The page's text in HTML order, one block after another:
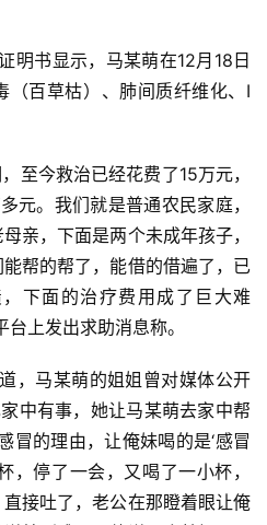
（百草枯）、肺间质纤维化、I
元。我们就是普通农民家庭，
亲，下面是两个未成年孩子，
帮的帮了，能借的借遍了，已
下面的治疗费用成了巨大难
上发出求助消息称。
中有事，她让马某萌去家中帮
冒的理由，让俺妹喝的是‘感冒
，停了一会，又喝了一小杯，
接吐了，老公在那瞪着眼让俺